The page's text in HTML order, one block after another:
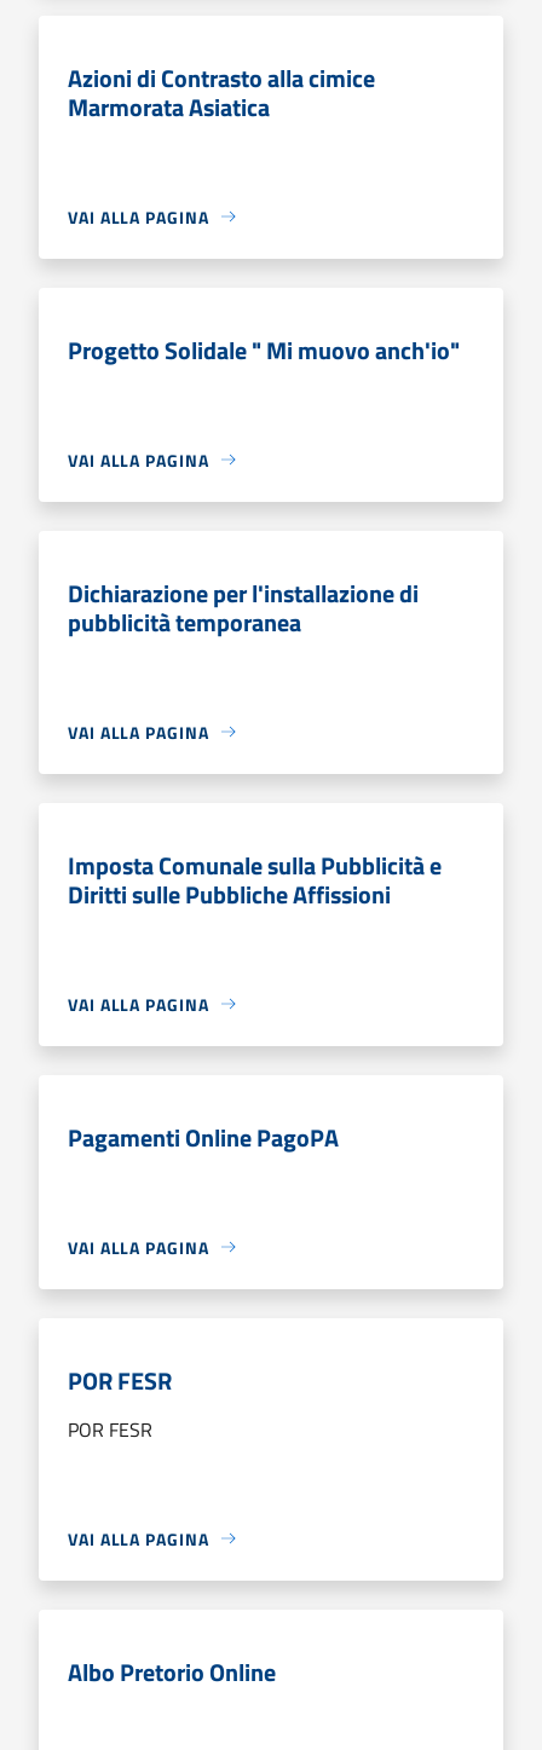
Azioni di Contrasto alla cimice
Marmorata Asiatica
VAI ALLA PAGINA
Progetto Solidale " Mi muovo anch'io"
VAI ALLA PAGINA
Dichiarazione per l'installazione di
pubblicità temporanea
VAI ALLA PAGINA
Imposta Comunale sulla Pubblicità e
Diritti sulle Pubbliche Affissioni
VAI ALLA PAGINA
Pagamenti Online PagoPA
VAI ALLA PAGINA
POR FESR
POR FESR
VAI ALLA PAGINA
Albo Pretorio Online